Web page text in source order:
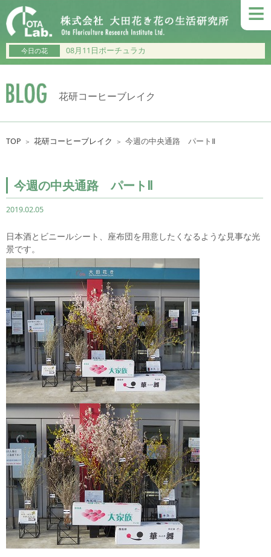
≡
今日の花 08月11日ポーチュラカ
花研コーヒーブレイク
TOP ＞ 花研コーヒーブレイク ＞ 今週の中央通路 パートⅡ
今週の中央通路 パートⅡ
2019.02.05
日本酒とビニールシート、座布団を用意したくなるような見事な光
景です。